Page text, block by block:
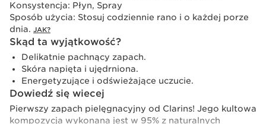
Konsystencja: Płyn, Spray
Sposób użycia: Stosuj codziennie rano i o każdej porze
dnia. JAK?
Skąd ta wyjątkowość?
Delikatnie pachnący zapach.
Skóra napięta i ujędrniona.
Energetyzujące i odświeżające uczucie.
Dowiedź się wiecej
Pierwszy zapach pielęgnacyjny od Clarins! Jego kultowa
kompozycja wykonana jest w 95% z naturalnych